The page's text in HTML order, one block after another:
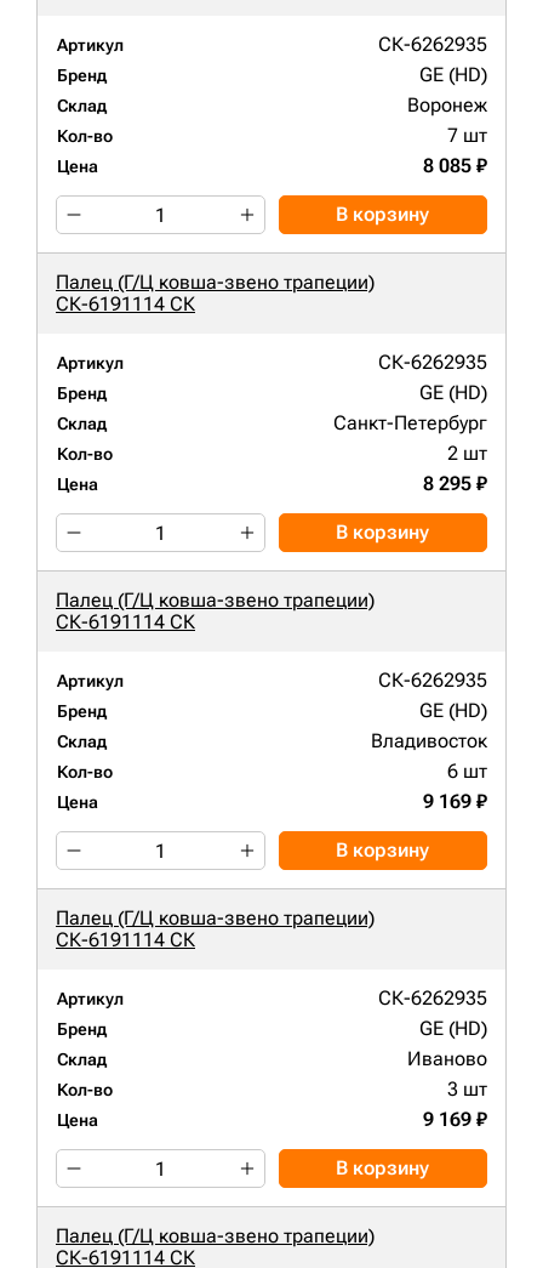
Артикул СК-6262935
Бренд GE (HD)
Склад Воронеж
Кол-во 7 шт
Цена 8 085 ₽
В корзину
Палец (Г/Ц ковша-звено трапеции)
СК-6191114 СК
Артикул СК-6262935
Бренд GE (HD)
Склад Санкт-Петербург
Кол-во 2 шт
Цена 8 295 ₽
В корзину
Палец (Г/Ц ковша-звено трапеции)
СК-6191114 СК
Артикул СК-6262935
Бренд GE (HD)
Склад Владивосток
Кол-во 6 шт
Цена 9 169 ₽
В корзину
Палец (Г/Ц ковша-звено трапеции)
СК-6191114 СК
Артикул СК-6262935
Бренд GE (HD)
Склад Иваново
Кол-во 3 шт
Цена 9 169 ₽
В корзину
Палец (Г/Ц ковша-звено трапеции)
СК-6191114 СК